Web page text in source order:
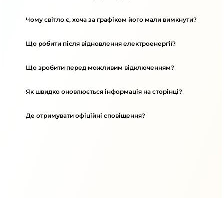
Чому світло є, хоча за графіком його мали вимкнути?
Що робити після відновлення електроенергії?
Що зробити перед можливим відключенням?
Як швидко оновлюється інформація на сторінці?
Де отримувати офіційні сповіщення?